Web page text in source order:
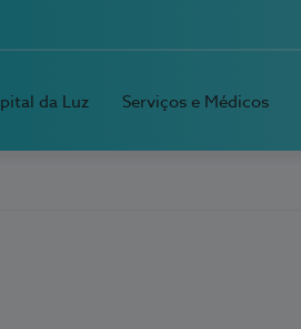
da Luz Serviços e Médicos